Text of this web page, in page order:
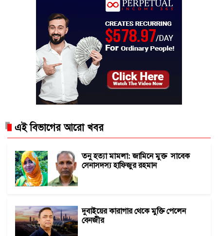
এই বিভাগের আরো খবর
তনু হত্যা মামলা: জামিনে মুক্ত সাবেক
সেনাসদস্য হাফিজুর রহমান
দুবাইয়ের কারাগার থেকে মুক্তি পেলেন
বেনজীর